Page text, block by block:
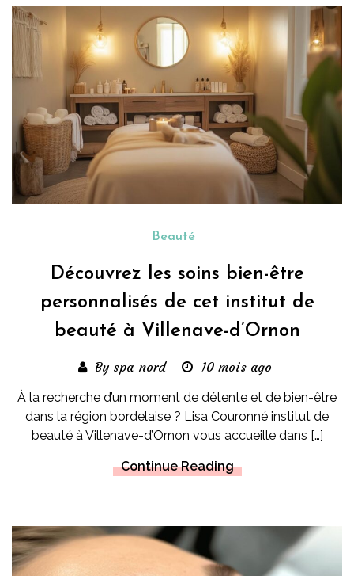
Beauté
Découvrez les soins bien-être
personnalisés de cet institut de
beauté à Villenave-d’Ornon
By spa-nord 10 mois ago
À la recherche d’un moment de détente et de bien-être
dans la région bordelaise ? Lisa Couronné institut de
beauté à Villenave-d’Ornon vous accueille dans […]
Continue Reading